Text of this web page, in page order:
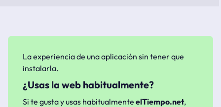
La experiencia de una aplicación sin tener que
instalarla.
¿Usas la web habitualmente?
Si te gusta y usas habitualmente elTiempo.net,